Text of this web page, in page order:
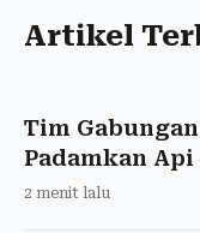
Artikel
Tim
Padamkan
2 menit lalu